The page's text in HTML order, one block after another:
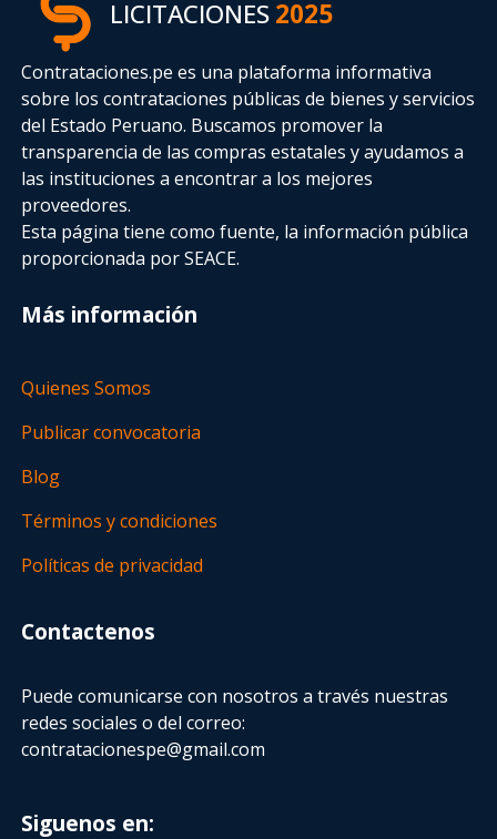
LICITACIONES2025
Contrataciones.pe es una plataforma informativa
sobre los contrataciones públicas de bienes y servicios
del Estado Peruano. Buscamos promover la
transparencia de las compras estatalesy ayudamos a
las instituciones a encontrar a los mejores
proveedores.
Esta página tiene como fuente, la información pública
proporcionada por SEACE.
Más información
Quienes Somos
Publicar convocatoria
Blog
Términos y condiciones
Políticas de privacidad
Contactenos
Puede comunicarse con nosotros a través nuestras
redes sociales o del correo:
contratacionespe@gmail.com
Siguenos en: